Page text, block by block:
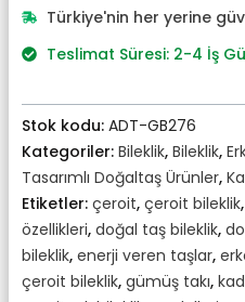
Türkiye'nin her yerine
Teslimat Süresi: 2-4 İş
Stok kodu: ADT-GB276
Kategoriler: Bileklik, Bileklik,
Tasarımlı Doğaltaş Ürünler,
Etiketler: çeroit, çeroit bileklik,
özellikleri, doğal taş bileklik,
bileklik, enerji veren taşlar,
çeroit bileklik, gümüş takı,